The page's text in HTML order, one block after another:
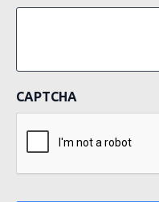
CAPTCHA